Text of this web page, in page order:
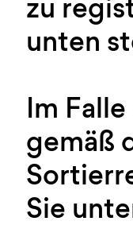
zu
unten
Im
gemäß
Sie